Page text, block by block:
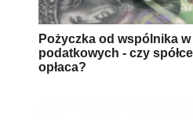
Pożyczka od wspólnika
podatkowych - czy
opłaca?